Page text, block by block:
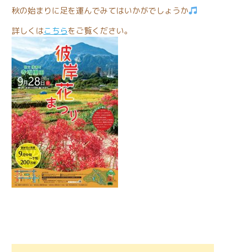
秋の始まりに足を運んでみてはいかがでしょうか
詳しくはこちらをご覧ください。